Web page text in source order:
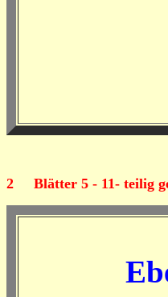
2 Blätter 5 - 11- teilig